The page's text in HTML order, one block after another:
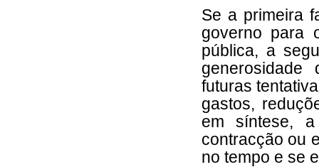
Se a primeira
governo para
pública, a
futuras
gastos,
em síntese,
contracção ou
no tempo e se